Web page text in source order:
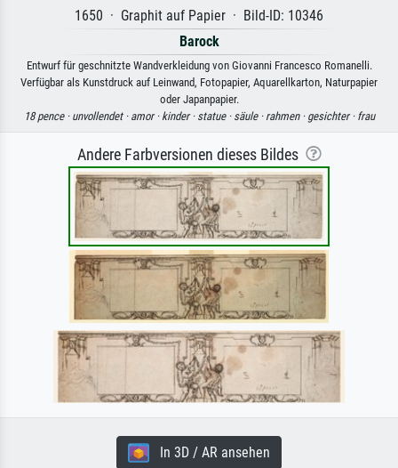
1650 · Graphit auf Papier · Bild-ID: 10346
Barock
Entwurf für geschnitzte Wandverkleidung von Giovanni Francesco Romanelli.
Verfügbar als Kunstdruck auf Leinwand, Fotopapier, Aquarellkarton, Naturpapier
oder Japanpapier.
18 pence · unvollendet · amor · kinder · statue · säule · rahmen · gesichter · frau
Andere Farbversionen dieses Bildes
In 3D / AR ansehen